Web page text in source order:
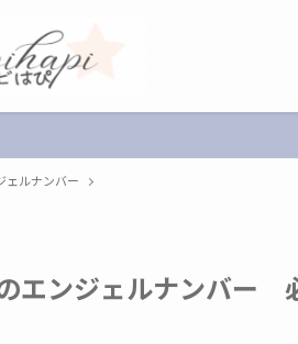
ェルナンバー
エンジェルナンバー